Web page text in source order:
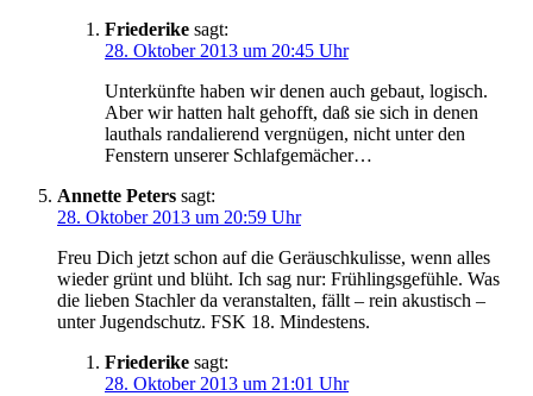
Friederike sagt:
28. Oktober 2013 um 20:45 Uhr
Unterkünfte haben wir denen auch gebaut, logisch.
Aber wir hatten halt gehofft, daß sie sich in denen
lauthals randalierend vergnügen, nicht unter den
Fenstern unserer Schlafgemächer…
Annette Peters sagt:
28. Oktober 2013 um 20:59 Uhr
Freu Dich jetzt schon auf die Geräuschkulisse, wenn alles
wieder grünt und blüht. Ich sag nur: Frühlingsgefühle. Was
die lieben Stachler da veranstalten, fällt – rein akustisch –
unter Jugendschutz. FSK 18. Mindestens.
Friederike sagt:
28. Oktober 2013 um 21:01 Uhr